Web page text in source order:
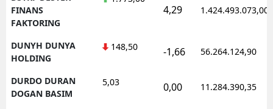
FINANS
FAKTORING
4,29 1.424.493.073,00
DUNYH DUNYA
HOLDING
148,50 -1,66 56.264.124,90
DURDO DURAN
DOGAN BASIM
5,03 0,00 11.284.390,35